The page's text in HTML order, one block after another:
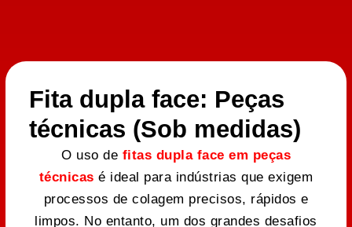
Fita dupla face: Peças
técnicas (Sob medidas)
O uso de fitas dupla face em peças
técnicas é ideal para indústrias que exigem
processos de colagem precisos, rápidos e
limpos. No entanto, um dos grandes desafios